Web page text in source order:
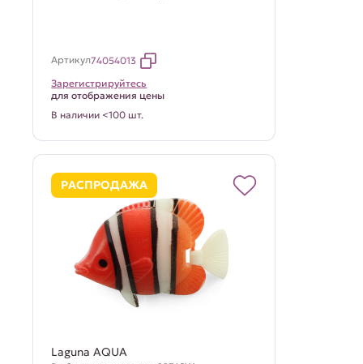
Артикул74054013
Зарегистрируйтесь
для отображения цены
В наличии <100 шт.
РАСПРОДАЖА
Laguna AQUA